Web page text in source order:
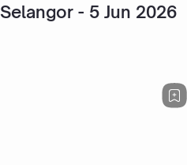
Selangor - 5 Jun 2026